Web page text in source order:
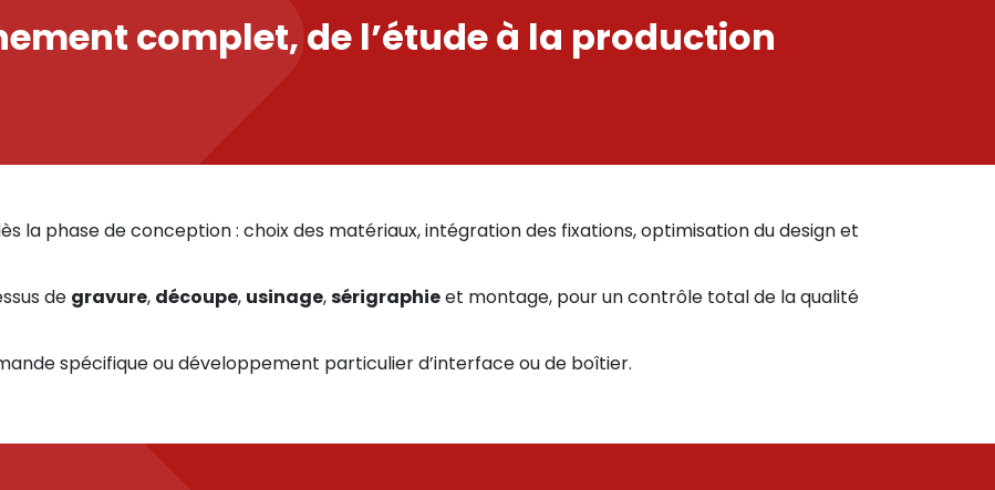
complet, de l’étude à la production
la phase de conception : choix des matériaux, intégration des fixations, optimisation du design et
de gravure, découpe, usinage,sérigraphieet montage, pour un contrôle total de la qualité
spécifique ou développement particulier d’interface ou de boîtier.